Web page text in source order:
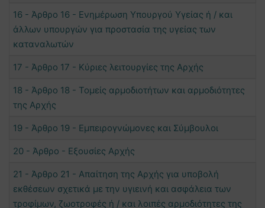
16 - Άρθρο 16 - Ενημέρωση Υπουργού Υγείας ή / και
άλλων υπουργών για προστασία της υγείας των
καταναλωτών
17 - Άρθρο 17 - Κύριες λειτουργίες της Αρχής
18 - Άρθρο 18 - Τομείς αρμοδιοτήτων και αρμοδιότητες
της Αρχής
19 - Άρθρο 19 - Εμπειρογνώμονες και Σύμβουλοι
20 - Άρθρο - Εξουσίες Αρχής
21 - Άρθρο 21 - Απαίτηση της Αρχής για υποβολή
εκθέσεων σχετικά με την υγιεινή και ασφάλεια των
τροφίμων, ζωοτροφές ή / και λοιπές αρμοδιότητες της